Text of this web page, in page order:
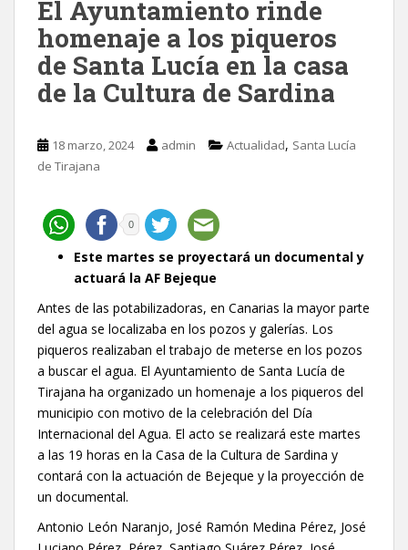
El Ayuntamiento rinde
homenaje a los piqueros
de Santa Lucía en la casa
de la Cultura de Sardina
18 marzo, 2024 admin Actualidad, Santa Lucía
de Tirajana
0
Este martes se proyectará un documental y
actuará la AF Bejeque
Antes de las potabilizadoras, en Canarias la mayor parte
del agua se localizaba en los pozos y galerías. Los
piqueros realizaban el trabajo de meterse en los pozos
a buscar el agua. El Ayuntamiento de Santa Lucía de
Tirajana ha organizado un homenaje a los piqueros del
municipio con motivo de la celebración del Día
Internacional del Agua. El acto se realizará este martes
a las 19 horas en la Casa de la Cultura de Sardina y
contará con la actuación de Bejeque y la proyección de
un documental.
Antonio León Naranjo, José Ramón Medina Pérez, José